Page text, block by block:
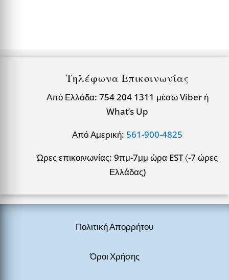
Τηλέφωνα Επικοινωνίας
Από Ελλάδα: 754 204 1311 μέσω Viber ή
What’s Up
Από Αμερική: 561-900-4825
Ώρες επικοινωνίας: 9πμ-7μμ ώρα EST 〈-7 ώρες
Ελλάδας)
Πολιτική Απορρήτου
Όροι Χρήσης